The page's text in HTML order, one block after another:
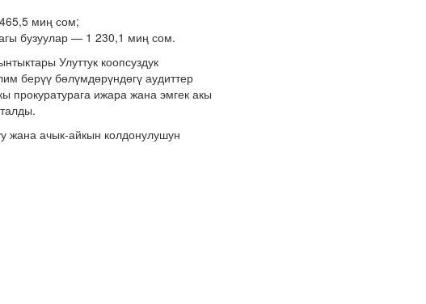
миң сом;
бузуулар — 1 230,1 миң сом.
Улуттук коопсуздук
берүү бөлүмдөрүндөгү аудиттер
прокуратурага ижара жана эмгек акы
жана ачык-айкын колдонулушун